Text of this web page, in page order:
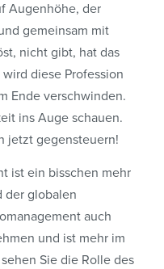
Augenhöhe, der
gemeinsam mit
nicht gibt, hat das
diese Profession
Ende verschwinden.
ins Auge schauen.
jetzt gegen­steuern!
ist ein bisschen mehr
der globalen
auch
und ist mehr im
Sie die Rolle des